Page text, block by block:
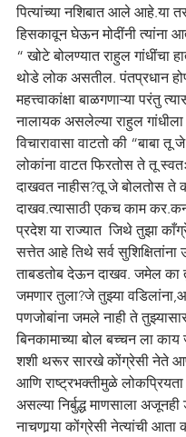
पित्यांच्या नशिबात आले आहे.या
हिसकावून घेऊन मोदींनी त्यांना
“ खोटे बोलण्यात राहुल गांधींचा
थोडे लोक असतील. पंतप्रधान
महत्त्वाकांक्षा बाळगणाऱ्या परंतु
नालायक असलेल्या राहुल
विचारावासा वाटतो की “बाबा तू
लोकांना वाटत फिरतोस ते तू
दाखवत नाहीस?तू जे बोलतोस
दाखव.त्यासाठी एकच काम
प्रदेश या राज्यात  जिथे तुझा
सत्तेत आहे तिथे सर्व सुशिक्षितांना
ताबडतोब देऊन दाखव. जमेल का
जमणार तुला?जे तुझ्या
पणजोबांना जमले नाही ते
बिनकामाच्या बोल बच्चन ला
शशी थरूर सारखे कोंग्रेसी नेते
आणि राष्ट्रभक्तीमुळे
असल्या निर्बुद्ध माणसाला
नाचणार्‍या कोंग्रेसी नेत्यांची